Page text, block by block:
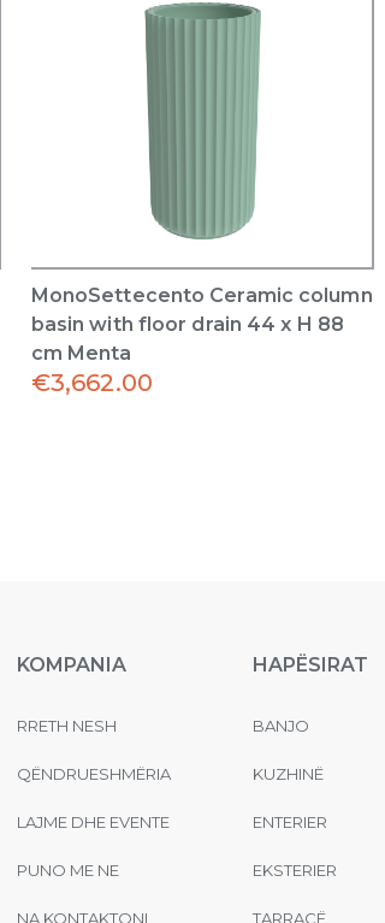
MonoSettecento Ceramic column
basin with floor drain 44 x H 88
cm Menta
€3,662.00
KOMPANIA
RRETH NESH
QËNDRUESHMËRIA
LAJME DHE EVENTE
PUNO ME NE
NA KONTAKTONI
HAPËSIRAT
BANJO
KUZHINË
ENTERIER
EKSTERIER
TARRACË